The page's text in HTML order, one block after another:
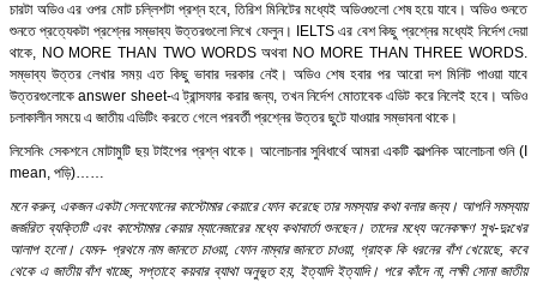
চারটা অডিও এর ওপর মোট চল্লিশটা প্রশ্ন হবে, তিরিশ মিনিটের মধ্যেই অডিওগুলো শেষ হয়ে যাবে। অডিও শুনতে
শুনতে প্রত্যেকটা প্রশ্নের সম্ভাব্য উত্তরগুলো লিখে ফেলুন। IELTS এর বেশ কিছু প্রশ্নের মধ্যেই নির্দেশ দেয়া
থাকে, NO MORE THAN TWO WORDS অথবা NO MORE THAN THREE WORDS.
সম্ভাব্য উত্তর লেখার সময় এত কিছু ভাবার দরকার নেই। অডিও শেষ হবার পর আরো দশ মিনিট পাওয়া যাবে
উত্তরগুলোকে answer sheet-এ ট্রান্সফার করার জন্য, তখন নির্দেশ মোতাবেক এডিট করে নিলেই হবে। অডিও
চলাকালীন সময়ে এ জাতীয় এডিটিং করতে গেলে পরবর্তী প্রশ্নের উত্তর ছুটে যাওয়ার সম্ভাবনা থাকে।
লিসেনিং সেকশনে মোটামুটি ছয় টাইপের প্রশ্ন থাকে। আলোচনার সুবিধার্থে আমরা একটি কাল্পনিক আলোচনা শুনি (I
mean, পড়ি)……
মনে করুন, একজন একটা সেলফোনের কাস্টোমার কেয়ারে ফোন করেছে তার সমস্যার কথা বলার জন্য। আপনি সমস্যায়
জর্জরিত ব্যক্তিটি এবং কাস্টোমার কেয়ার ম্যানেজারের মধ্যে কথাবার্তা শুনছেন। তাদের মধ্যে অনেকক্ষণ সুখ-দুঃখের
আলাপ হলো। যেমন- প্রথমে নাম জানতে চাওয়া, ফোন নাম্বার জানতে চাওয়া, গ্রাহক কি ধরনের বাঁশ খেয়েছে, কবে
থেকে এ জাতীয় বাঁশ খাচ্ছে, সপ্তাহে কয়বার ব্যাথা অনুভূত হয়, ইত্যাদি ইত্যাদি। পরে কাঁদে না, লক্ষী সোনা জাতীয়